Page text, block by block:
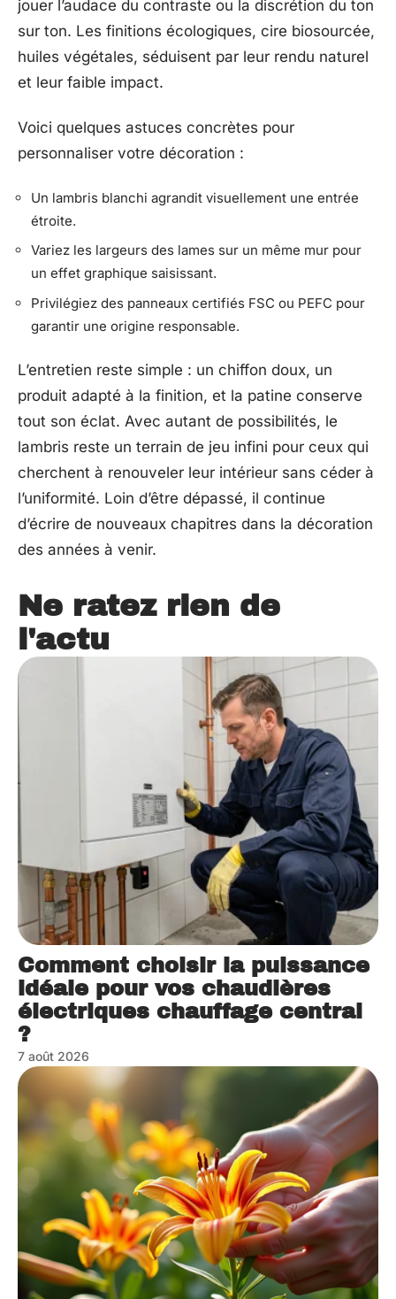
jouer l’audace du contraste ou la discrétion du ton
sur ton. Les finitions écologiques, cire biosourcée,
huiles végétales, séduisent par leur rendu naturel
et leur faible impact.
Voici quelques astuces concrètes pour
personnaliser votre décoration :
Un lambris blanchi agrandit visuellement une entrée
étroite.
Variez les largeurs des lames sur un même mur pour
un effet graphique saisissant.
Privilégiez des panneaux certifiés FSC ou PEFC pour
garantir une origine responsable.
L’entretien reste simple : un chiffon doux, un
produit adapté à la finition, et la patine conserve
tout son éclat. Avec autant de possibilités, le
lambris reste un terrain de jeu infini pour ceux qui
cherchent à renouveler leur intérieur sans céder à
l’uniformité. Loin d’être dépassé, il continue
d’écrire de nouveaux chapitres dans la décoration
des années à venir.
Ne ratez rien de
l'actu
Comment choisir la puissance
idéale pour vos chaudières
électriques chauffage central
?
7 août 2026